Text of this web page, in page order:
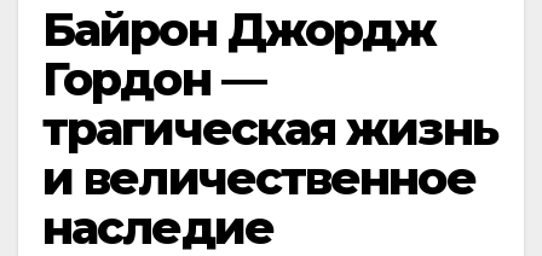
Байрон Джордж
Гордон —
трагическая жизнь
и величественное
наследие